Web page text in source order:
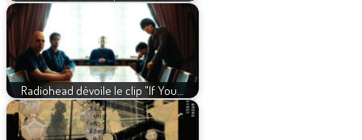
Radiohead dévoile le clip "If You…